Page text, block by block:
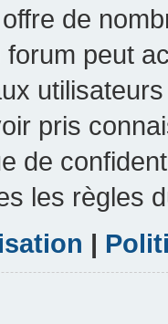
de
forum peut
pris
de
les règles
|